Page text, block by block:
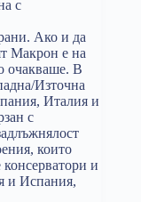
с
Ако и да
Макрон е на
очакваше. В
Източна
Италия и
с
които
и
и Испания,